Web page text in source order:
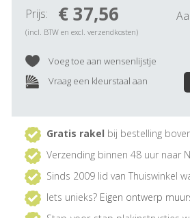
Prijs: € 37,56
(incl. BTW en excl. verzendkosten)
Voeg toe aan wensenlijstje
Vraag een kleurstaal aan
Gratis rakel bij bestelling
Verzending binnen 48 uur naar
Sinds 2009 lid van Thuiswinkel
Iets unieks? Eigen ontwerp